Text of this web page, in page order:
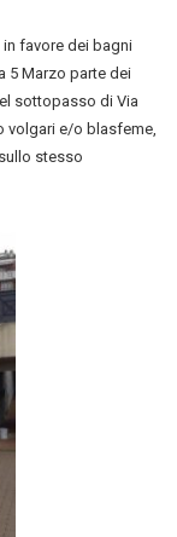
favore dei bagni
5 Marzo parte dei
sottopasso di Via
volgari e/o blasfeme,
stesso